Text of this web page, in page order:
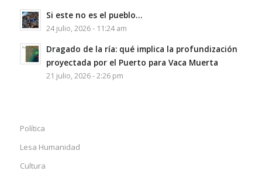
Si este no es el pueblo…
24 julio, 2026 - 11:24 am
Dragado de la ría: qué implica la profundización
proyectada por el Puerto para Vaca Muerta
21 julio, 2026 - 2:26 pm
Política
Lesa Humanidad
Cultura